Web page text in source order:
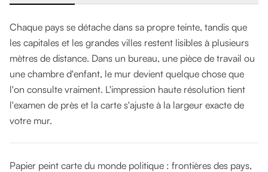
Chaque pays se détache dans sa propre teinte, tandis que
les capitales et les grandes villes restent lisibles à plusieurs
mètres de distance. Dans un bureau, une pièce de travail ou
une chambre d'enfant, le mur devient quelque chose que
l'on consulte vraiment. L'impression haute résolution tient
l'examen de près et la carte s'ajuste à la largeur exacte de
votre mur.
Papier peint carte du monde politique : frontières des pays,